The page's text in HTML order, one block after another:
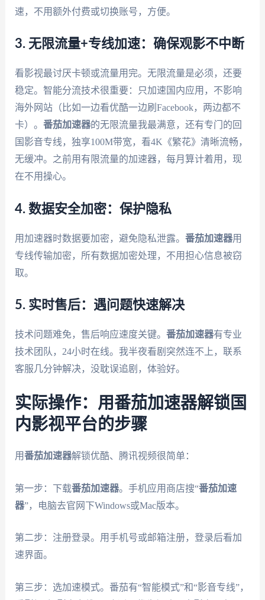
速，不用额外付费或切换账号，方便。
3. 无限流量+专线加速：确保观影不中断
看影视最讨厌卡顿或流量用完。无限流量是必须，还要
稳定。智能分流技术很重要：只加速国内应用，不影响
海外网站（比如一边看优酷一边刷Facebook，两边都不
卡）。 番茄加速器的无限流量我最满意，还有专门的回
国影音专线，独享100M带宽，看4K《繁花》清晰流畅，
无缓冲。之前用有限流量的加速器，每月算计着用，现
在不用操心。
4. 数据安全加密：保护隐私
用加速器时数据要加密，避免隐私泄露。 番茄加速器用
专线传输加密，所有数据加密处理，不用担心信息被窃
取。
5. 实时售后：遇问题快速解决
技术问题难免，售后响应速度关键。 番茄加速器有专业
技术团队，24小时在线。我半夜看剧突然连不上，联系
客服几分钟解决，没耽误追剧，体验好。
实际操作：用番茄加速器解锁国
内影视平台的步骤
用番茄加速器解锁优酷、腾讯视频很简单：
第一步：下载番茄加速器。手机应用商店搜“番茄加速
器”，电脑去官网下Windows或Mac版本。
第二步：注册登录。用手机号或邮箱注册，登录后看加
速界面。
第三步：选加速模式。番茄有“智能模式”和“影音专线”，